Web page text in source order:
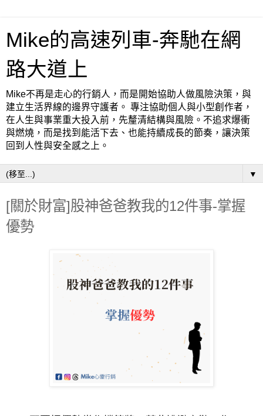
Mike的高速列車-奔馳在網
路大道上
Mike不再是走心的行銷人，而是開始協助人做風險決策，與
建立生活界線的邊界守護者。 專注協助個人與小型創作者，
在人生與事業重大投入前，先釐清結構與風險。不追求爆衝
與燃燒，而是找到能活下去、也能持續成長的節奏，讓決策
回到人性與安全感之上。
▼
[關於財富]股神爸爸教我的12件事-掌握
優勢